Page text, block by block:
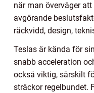
när man överväger
avgörande
räckvidd, design,
Teslas är kända för
snabb acceleration
också viktig, särskilt
sträckor regelbundet.